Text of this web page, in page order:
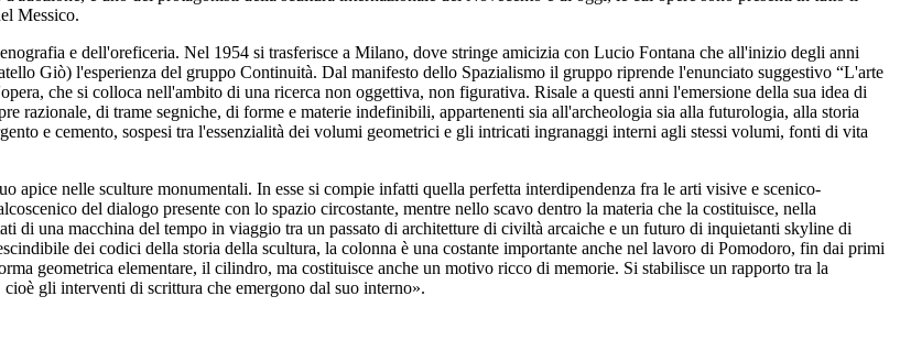
Messico.
e dell'oreficeria. Nel 1954 si trasferisce a Milano, dove stringe amicizia con Lucio Fontana che all'inizio degli anni
Giò) l'esperienza del gruppo Continuità. Dal manifesto dello Spazialismo il gruppo riprende l'enunciato suggestivo “L'arte
che si colloca nell'ambito di una ricerca non oggettiva, non figurativa. Risale a questi anni l'emersione della sua idea di
razionale, di trame segniche, di forme e materie indefinibili, appartenenti sia all'archeologia sia alla futurologia, alla storia
e cemento, sospesi tra l'essenzialità dei volumi geometrici e gli intricati ingranaggi interni agli stessi volumi, fonti di vita
apice nelle sculture monumentali. In esse si compie infatti quella perfetta interdipendenza fra le arti visive e scenico-
del dialogo presente con lo spazio circostante, mentre nello scavo dentro la materia che la costituisce, nella
di una macchina del tempo in viaggio tra un passato di architetture di civiltà arcaiche e un futuro di inquietanti skyline di
dei codici della storia della scultura, la colonna è una costante importante anche nel lavoro di Pomodoro, fin dai primi
geometrica elementare, il cilindro, ma costituisce anche un motivo ricco di memorie. Si stabilisce un rapporto tra la
gli interventi di scrittura che emergono dal suo interno».